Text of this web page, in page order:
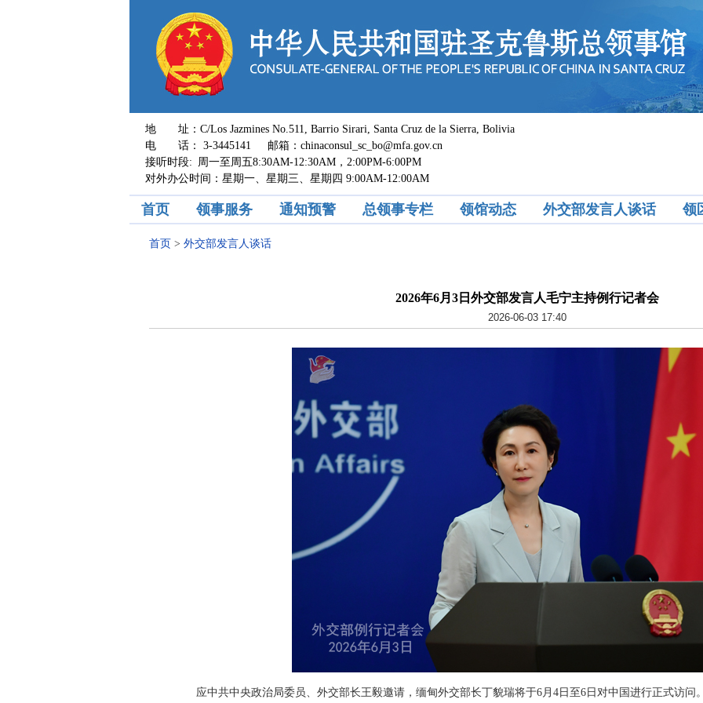
地 址：C/Los Jazmines No.511, Barrio Sirari, Santa Cruz de la Sierra, Bolivia
电 话： 3-3445141 邮箱：chinaconsul_sc_bo@mfa.gov.cn
接听时段: 周一至周五8:30AM-12:30AM，2:00PM-6:00PM
对外办公时间：星期一、星期三、星期四 9:00AM-12:00AM
首页 领事服务 通知预警 总领事专栏 领馆动态 外交部发言人谈话 领
首页 > 外交部发言人谈话
2026年6月3日外交部发言人毛宁主持例行记者会
2026-06-03 17:40
应中共中央政治局委员、外交部长王毅邀请，缅甸外交部长丁貌瑞将于6月4日至6日对中国进行正式访问